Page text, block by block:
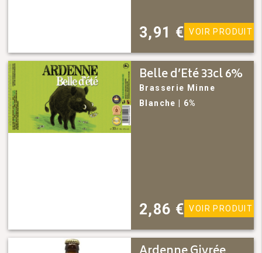
3,91 € VOIR PRODUIT
Belle d’Eté 33cl 6%
Brasserie Minne
Blanche
| 6%
2,86 € VOIR PRODUIT